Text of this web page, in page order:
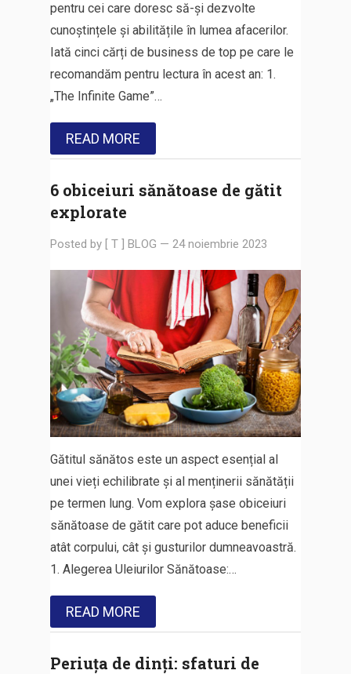
pentru cei care doresc să-și dezvolte
cunoștințele și abilitățile în lumea afacerilor.
Iată cinci cărți de business de top pe care le
recomandăm pentru lectura în acest an: 1.
„The Infinite Game”…
READ MORE
6 obiceiuri sănătoase de gătit
explorate
Posted by [ T ] BLOG — 24 noiembrie 2023
Gătitul sănătos este un aspect esențial al
unei vieți echilibrate și al menținerii sănătății
pe termen lung. Vom explora șase obiceiuri
sănătoase de gătit care pot aduce beneficii
atât corpului, cât și gusturilor dumneavoastră.
1. Alegerea Uleiurilor Sănătoase:…
READ MORE
Periuța de dinți: sfaturi de